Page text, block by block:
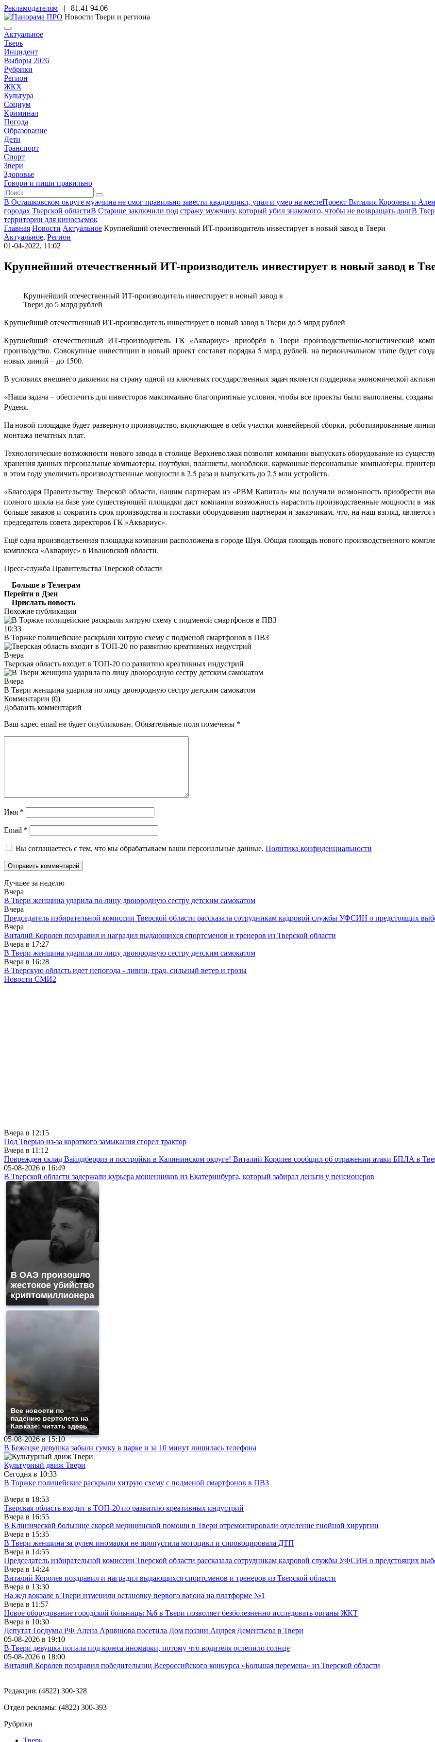
Рекламодателям | 81.41 94.06
Новости Твери и региона
Актуальное
Тверь
Инцидент
Выборы 2026
Рубрики
Регион
ЖКХ
Культура
Социум
Криминал
Погода
Образование
Дети
Транспорт
Спорт
Звери
Здоровье
Говори и пиши правильно
В Осташковском округе мужчина не смог правильно завести квадроцикл, упал и умер на местеПроект Виталия Королева и
городах Тверской областиВ Старице заключили под стражу мужчину, который убил знакомого, чтобы не возвращать долгВ
территории для киносъемок
Главная Новости Актуальное Крупнейший отечественный ИT-производитель инвестирует в новый завод в Твери
Актуальное, Регион
01-04-2022, 11:02
Крупнейший отечественный ИT-производитель инвестирует в новый завод в
Крупнейший отечественный ИT-производитель инвестирует в новый завод в
Твери до 5 млрд рублей
Крупнейший отечественный ИT-производитель инвестирует в новый завод в Твери до 5 млрд рублей
Крупнейший отечественный ИТ-производитель ГК «Аквариус» приобрёл в Твери производственно-логистический
производство. Совокупные инвестиции в новый проект составят порядка 5 млрд рублей, на первоначальном этапе будет
новых линий – до 1500.
В условиях внешнего давления на страну одной из ключевых государственных задач является поддержка экономической
«Наша задача – обеспечить для инвесторов максимально благоприятные условия, чтобы все проекты были выполнены,
Руденя.
На новой площадке будет развернуто производство, включающее в себя участки конвейерной сборки, роботизированные
монтажа печатных плат.
Технологические возможности нового завода в столице Верхневолжья позволят компании выпускать оборудование из
хранения данных персональные компьютеры, ноутбуки, планшеты, моноблоки, карманные персональные компьютеры,
в этом году увеличить производственные мощности в 2,5 раза и выпускать до 2,5 млн устройств.
«Благодаря Правительству Тверской области, нашим партнерам из «РВМ Капитал» мы получили возможность приобрести
полного цикла на базе уже существующей площадки даст компании возможность нарастить производственные мощности в
больше заказов и сократить срок производства и поставки оборудования партнерам и заказчикам, что, на наш взгляд,
председатель совета директоров ГК «Аквариус».
Ещё одна производственная площадка компании расположена в городе Шуя. Общая площадь нового производственного
комплекса «Аквариус» в Ивановской области.
Пресс-служба Правительства Тверской области
Больше в Телеграм
Перейти в Дзен
Прислать новость
Похожие публикации
10:33
В Торжке полицейские раскрыли хитрую схему с подменой смартфонов в ПВЗ
Вчера
Тверская область входит в ТОП-20 по развитию креативных индустрий
Вчера
В Твери женщина ударила по лицу двоюродную сестру детским самокатом
Комментарии (0)
Добавить комментарий
Ваш адрес email не будет опубликован. Обязательные поля помечены *
Имя *
Email *
Вы соглашаетесь с тем, что мы обрабатываем ваши персональные данные. Политика конфиденциальности
Лучшее за неделю
Вчера
В Твери женщина ударила по лицу двоюродную сестру детским самокатом
Вчера
Председатель избирательной комиссии Тверской области рассказала сотрудникам кадровой службы УФСИН о предстоящих
Вчера
Виталий Королев поздравил и наградил выдающихся спортсменов и тренеров из Тверской области
Вчера в 17:27
В Твери женщина ударила по лицу двоюродную сестру детским самокатом
Вчера в 16:28
В Тверскую область идет непогода - ливни, град, сильный ветер и грозы
Новости СМИ2
Вчера в 12:15
Под Тверью из-за короткого замыкания сгорел трактор
Вчера в 11:12
Поврежден склад Вайлдберриз и постройки в Калининском округе! Виталий Королев сообщил об отражении атаки БПЛА в
05-08-2026 в 16:49
В Тверской области задержали курьера мошенников из Екатеринбурга, который забирал деньги у пенсионеров
В ОАЭ произошло
жестокое убийство
криптомиллионера
Все новости по
падению вертолета на
Кавказе: читать здесь
05-08-2026 в15:10
В Бежецке девушка забыла сумку в парке и за 10 минут лишилась телефона
Культурный движ Твери
Сегодня в 10:33
В Торжке полицейские раскрыли хитрую схему с подменой смартфонов в ПВЗ
Вчера в 18:53
Тверская область входит в ТОП-20 по развитию креативных индустрий
Вчера в 16:55
В Клинической больнице скорой медицинской помощи в Твери отремонтировали отделение гнойной хирургии
Вчера в 15:35
В Твери женщина за рулем иномарки не пропустила мотоцикл и спровоцировала ДТП
Вчера в 14:55
Председатель избирательной комиссии Тверской области рассказала сотрудникам кадровой службы УФСИН о предстоящих
Вчера в 14:24
Виталий Королев поздравил и наградил выдающихся спортсменов и тренеров из Тверской области
Вчера в 13:30
На ж/д вокзале в Твери изменили остановку первого вагона на платформе №1
Вчера в 11:57
Новое оборудование городской больницы №6 в Твери позволяет безболезненно исследовать органы ЖКТ
Вчера в 10:30
Депутат Госдумы РФ Алена Аршинова посетила Дом поэзии Андрея Дементьева в Твери
05-08-2026 в 19:10
В Твери девушка попала под колеса иномарки, потому что водителя ослепило солнце
05-08-2026 в 18:00
Виталий Королев поздравил победительниц Всероссийского конкурса «Большая перемена» из Тверской области
Редакция: (4822) 300-328
Отдел рекламы: (4822) 300-393
Рубрики
Тверь